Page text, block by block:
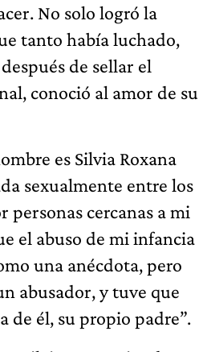
No solo logró la
tanto había luchado,
de sellar el
conoció al amor de su
es Silvia Roxana
sexualmente entre los
personas cercanas a mi
el abuso de mi infancia
una anécdota, pero
abusador, y tuve que
de él, su propio padre”.